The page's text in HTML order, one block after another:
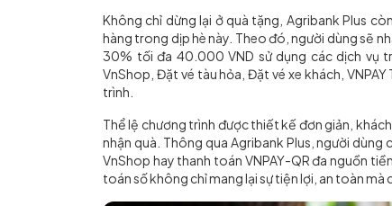
Không chỉ dừng lại ở quà tặng, Agribank Plus
hàng trong dịp hè này. Theo đó, người dùng sẽ
30% tối đa 40.000 VND sử dụng các dịch vụ
VnShop, Đặt vé tàu hỏa, Đặt vé xe khách,
trình.
Thể lệ chương trình được thiết kế đơn giản,
nhận quà. Thông qua Agribank Plus, người
VnShop hay thanh toán VNPAY-QR đa nguồn
toán số không chỉ mang lại sự tiện lợi, an toàn mà